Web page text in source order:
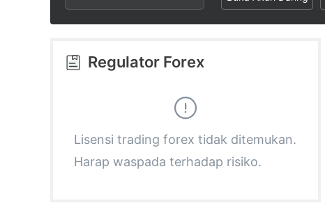
3
4
6
7
1
2
4
5
4
5
7
8
Regulator Forex
Lisensi trading forex tidak ditemukan.
Harap waspada terhadap risiko.